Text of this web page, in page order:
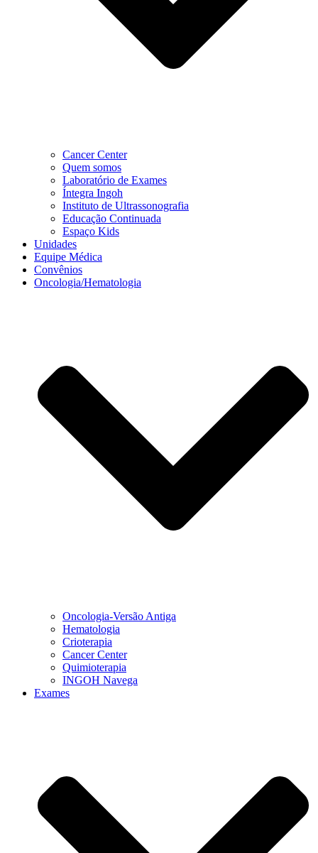
Cancer Center
Quem somos
Laboratório de Exames
Íntegra Ingoh
Instituto de Ultrassonografia
Educação Continuada
Espaço Kids
Unidades
Equipe Médica
Convênios
Oncologia/Hematologia
Oncologia-Versão Antiga
Hematologia
Crioterapia
Cancer Center
Quimioterapia
INGOH Navega
Exames